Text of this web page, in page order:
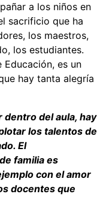
a los niños en
sacrificio que ha
los maestros,
los estudiantes.
Educación, es un
hay tanta alegría
dentro del aula, hay
los talentos de
El
familia es
con el amor
docentes que